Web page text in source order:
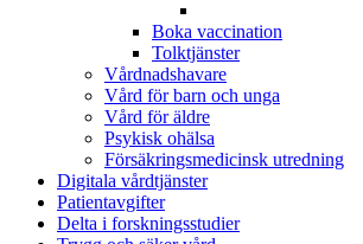
Boka vaccination
Tolktjänster
Vårdnadshavare
Vård för barn och unga
Vård för äldre
Psykisk ohälsa
Försäkringsmedicinsk utredning
Digitala vårdtjänster
Patientavgifter
Delta i forskningsstudier